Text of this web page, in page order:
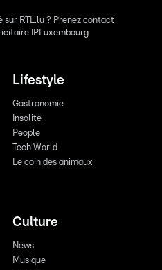
sur RTL.lu ? Prenez contact
IPLuxembourg
Lifestyle
Gastronomie
Insolite
People
Tech World
Le coin des animaux
Culture
News
Musique